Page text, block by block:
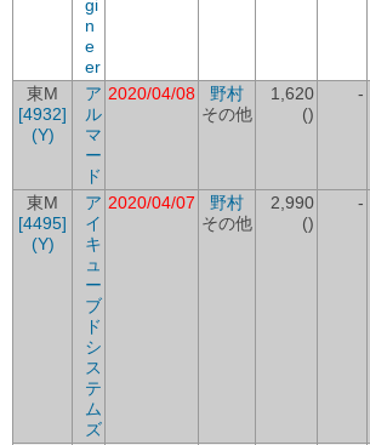
gi
n
e
er
東M
[4932]
(Y)
ア
ル
マ
ー
ド
2020/04/08
野村
その他
1,620
()
-
東M
[4495]
(Y)
ア
イ
キ
ュ
ー
ブ
ド
シ
ス
テ
ム
ズ
2020/04/07
野村
その他
2,990
()
-